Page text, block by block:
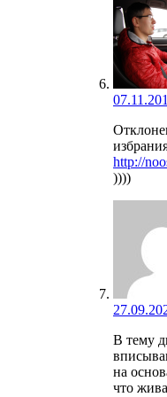
http://
))))
В тему
на
что